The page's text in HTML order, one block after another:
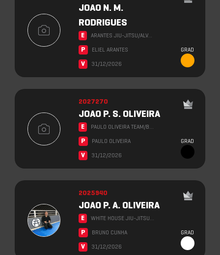
JOAO N. M.
RODRIGUES
E ARANTES JIU-JITSU/ALV…
P ELIEL ARANTES
V 31/12/2026
GRAD
2027270
JOAO P. S. OLIVEIRA
E PAULO OLIVEIRA TEAM/B…
P PAULO OLIVEIRA
V 31/12/2026
GRAD
2025940
JOAO P. A. OLIVEIRA
E WHITE HOUSE JIU-JITSU…
P BRUNO CUNHA
V 31/12/2026
GRAD